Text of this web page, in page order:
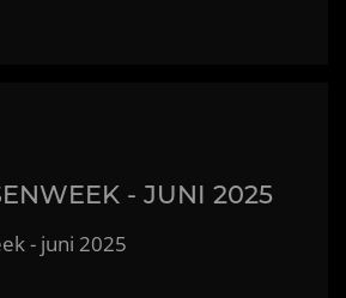
- JUNI 2025
- juni 2025